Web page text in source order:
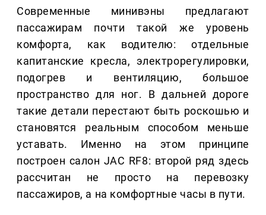
Современные минивэны предлагают
пассажирам почти такой же уровень
комфорта, как водителю: отдельные
капитанские кресла, электрорегулировки,
подогрев и вентиляцию, большое
пространство для ног. В дальней дороге
такие детали перестают быть роскошью и
становятся реальным способом меньше
уставать. Именно на этом принципе
построен салон JAC RF8: второй ряд здесь
рассчитан не просто на перевозку
пассажиров, а на комфортные часы в пути.